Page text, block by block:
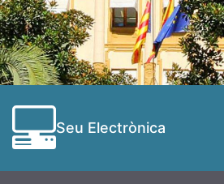
Seu Electrònica